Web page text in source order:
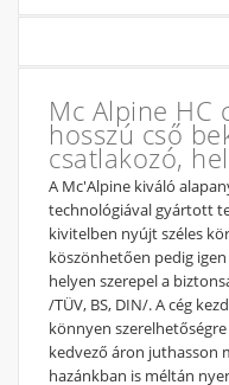
Mc Alpine HC
hosszú cső
csatlakozó,
A Mc'Alpine kiváló
technológiával gyártott
kivitelben nyújt széles
köszönhetően pedig
helyen szerepel a
/TÜV, BS, DIN/. A cég
könnyen
kedvező áron juthasson
hazánkban is méltán